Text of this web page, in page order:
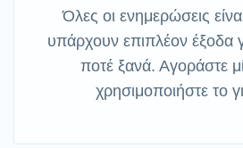
Όλες οι ενημερώσεις
υπάρχουν επιπλέον έξοδα
ποτέ ξανά. Αγοράστε
χρησιμοποιήστε το